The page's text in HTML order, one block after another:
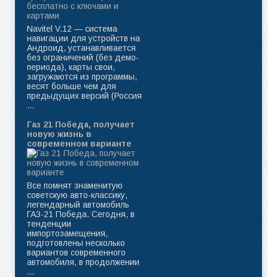
Navitel V.12 — система
навигации для устройств на
Андроид, устанавливается
без ограничений (без демо-
периода), карты свои,
загружаются из программы,
весят больше чем для
предыдущих версий (Россия
...
Газ 21 Победа, получает
новую жизнь в
современном варианте
Все помнят знаменитую
советскую авто-классику,
легендарный автомобиль
ГАЗ-21 Победа. Сегодня, в
тенденции
импортозамещения,
подготовлены несколько
вариантов современного
автомобиля, в продолжении
...